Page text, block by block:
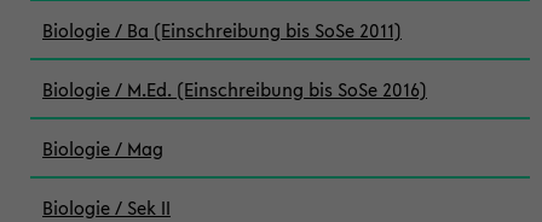
Biologie / Ba (Einschreibung bis SoSe 2011)
Biologie / M.Ed. (Einschreibung bis SoSe 2016)
Biologie / Mag
Biologie / Sek II